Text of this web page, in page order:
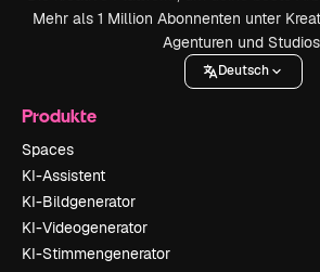
Mehr als 1 Million Abonnenten unter
Agenturen und
Deutsch
Produkte
Spaces
KI-Assistent
KI-Bildgenerator
KI-Videogenerator
KI-Stimmengenerator